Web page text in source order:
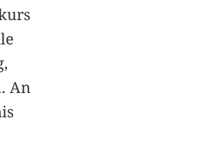
An